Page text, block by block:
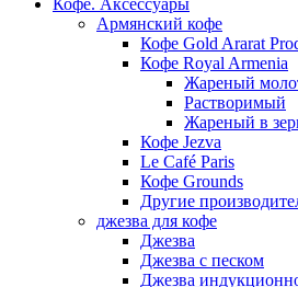
Кофе. Аксессуары
Армянский кофе
Кофе Gold Ararat
Кофе Royal Armenia
Жареный
Растворимый
Жареный в
Кофе Jezva
Le Café Paris
Кофе Grounds
Другие
джезва для кофе
Джезва
Джезва с песком
Джезва